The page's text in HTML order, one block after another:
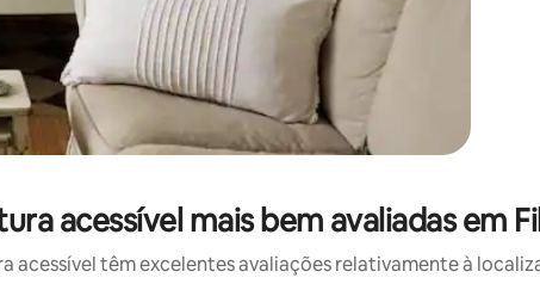
acessível mais bem avaliadas em
acessível têm excelentes avaliações relativamente à